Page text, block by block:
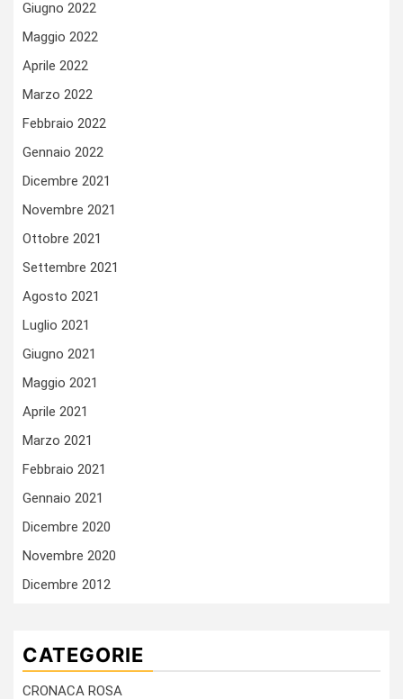
Giugno 2022
Maggio 2022
Aprile 2022
Marzo 2022
Febbraio 2022
Gennaio 2022
Dicembre 2021
Novembre 2021
Ottobre 2021
Settembre 2021
Agosto 2021
Luglio 2021
Giugno 2021
Maggio 2021
Aprile 2021
Marzo 2021
Febbraio 2021
Gennaio 2021
Dicembre 2020
Novembre 2020
Dicembre 2012
CATEGORIE
CRONACA ROSA